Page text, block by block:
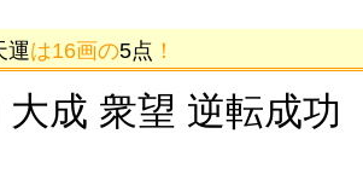
運は16画の5点 ！
大成 衆望 逆転成功